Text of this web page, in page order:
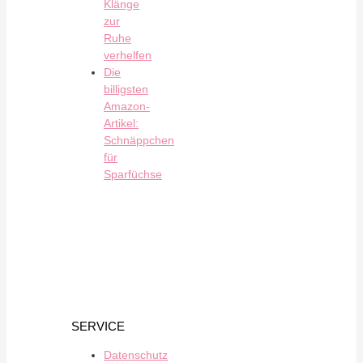
Klänge
zur
Ruhe
verhelfen
Die
billigsten
Amazon-
Artikel:
Schnäppchen
für
Sparfüchse
SERVICE
Datenschutz